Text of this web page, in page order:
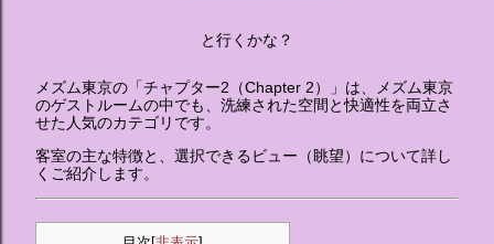
と行くかな？
メズム東京の「チャプター2（Chapter 2）」は、メズム東京
のゲストルームの中でも、洗練された空間と快適性を両立さ
せた人気のカテゴリです。
客室の主な特徴と、選択できるビュー（眺望）について詳し
くご紹介します。